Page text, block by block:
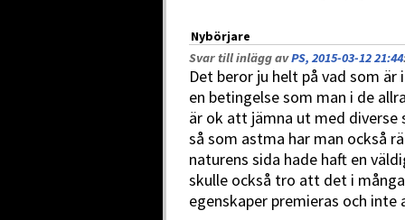
Nybörjare
Svar till inlägg avPS, 2015-03-12 21:44
Det beror ju helt på vad som
en betingelse som man i de
är ok att jämna ut med diverse
så som astma har man också
naturens sida hade haft en
skulle också tro att det i
egenskaper premieras och inte